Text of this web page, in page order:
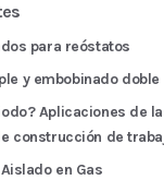
para reóstatos
y embobinado doble
Aplicaciones de
construcción de
en Gas